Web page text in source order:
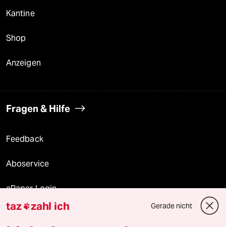
Kantine
Shop
Anzeigen
Fragen & Hilfe
Feedback
Aboservice
ePaper Login
Downloads für Abonnierende
taz zahl ich Gerade nicht